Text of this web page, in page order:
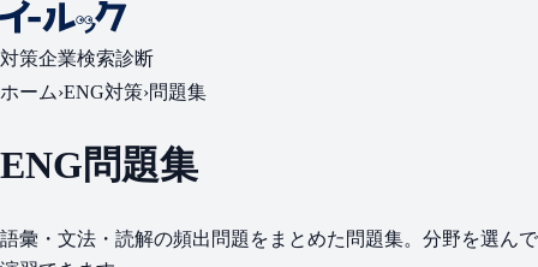
対策企業検索診断
ホーム›ENG対策›問題集
ENG問題集
語彙・文法・読解の頻出問題をまとめた問題集。分野を選んで